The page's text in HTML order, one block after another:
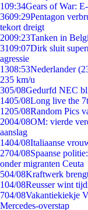
109:34Gears of War:
3609:29Pentagon
tekort dreigt
2009:23Tanken in
3109:07Dirk sluit
agressie
1308:53Nederlander
235 km/u
305/08Gedurfd NEC
1405/08Long live the
1205/08Random Pics
2004/08OM: vierde
aanslag
1404/08Italiaanse
2704/08Spaanse
onder migranten Ceuta
504/08Kraftwerk
104/08Reusser wint
704/08Vakantiekiekje
Mercedes-overstap